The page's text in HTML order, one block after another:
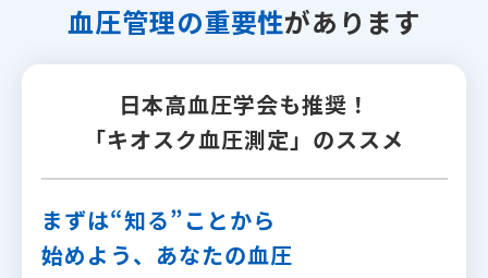
血圧管理の重要性があります
日本高血圧学会も推奨！
「キオスク血圧測定」 のススメ
まずは“知る”ことから
始めよう、あなたの血圧